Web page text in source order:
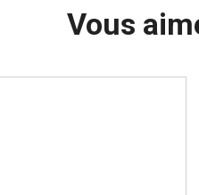
Vous